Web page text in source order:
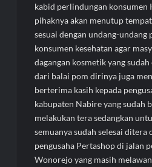
kabid perlindungan konsumen
pihaknya akan menutup
sesuai dengan undang-undang
konsumen kesehatan agar
dagangan kosmetik yang
dari balai pom dirinya juga
berterima kasih kepada
kabupaten Nabire yang sudah
melakukan tera sedangkan
semuanya sudah selesai ditera
pengusaha Pertashop di jalan
Wonorejo yang masih